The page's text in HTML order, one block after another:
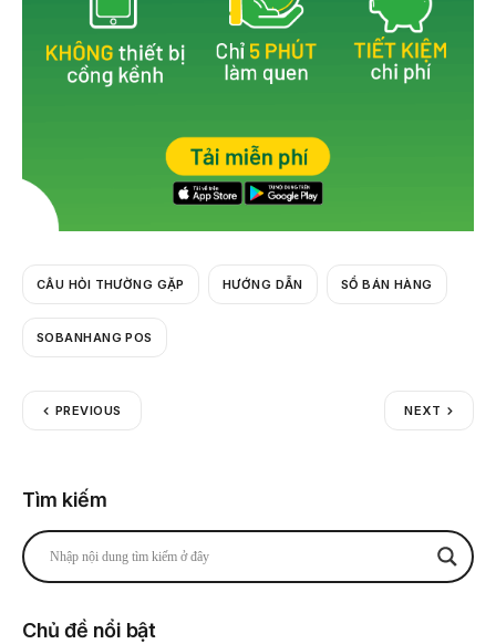
CÂU HỎI THƯỜNG GẶP HƯỚNG DẪN SỔ BÁN HÀNG
SOBANHANG POS
PREVIOUS NEXT
Tìm kiếm
Chủ đề nổi bật